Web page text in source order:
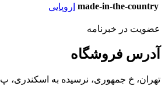
made-in-the-country اروپایی
عضویت در خبرنامه
آدرس فروشگاه
تهران، خ جمهوری، نرسیده به اسکندری، پ 1411، واحد 1